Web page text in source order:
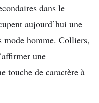
dans le
aujourd’hui une
mode homme. Colliers,
une
touche de caractère à